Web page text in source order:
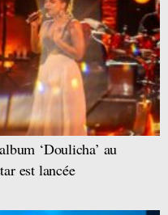
‘Doulicha’ au
est lancée